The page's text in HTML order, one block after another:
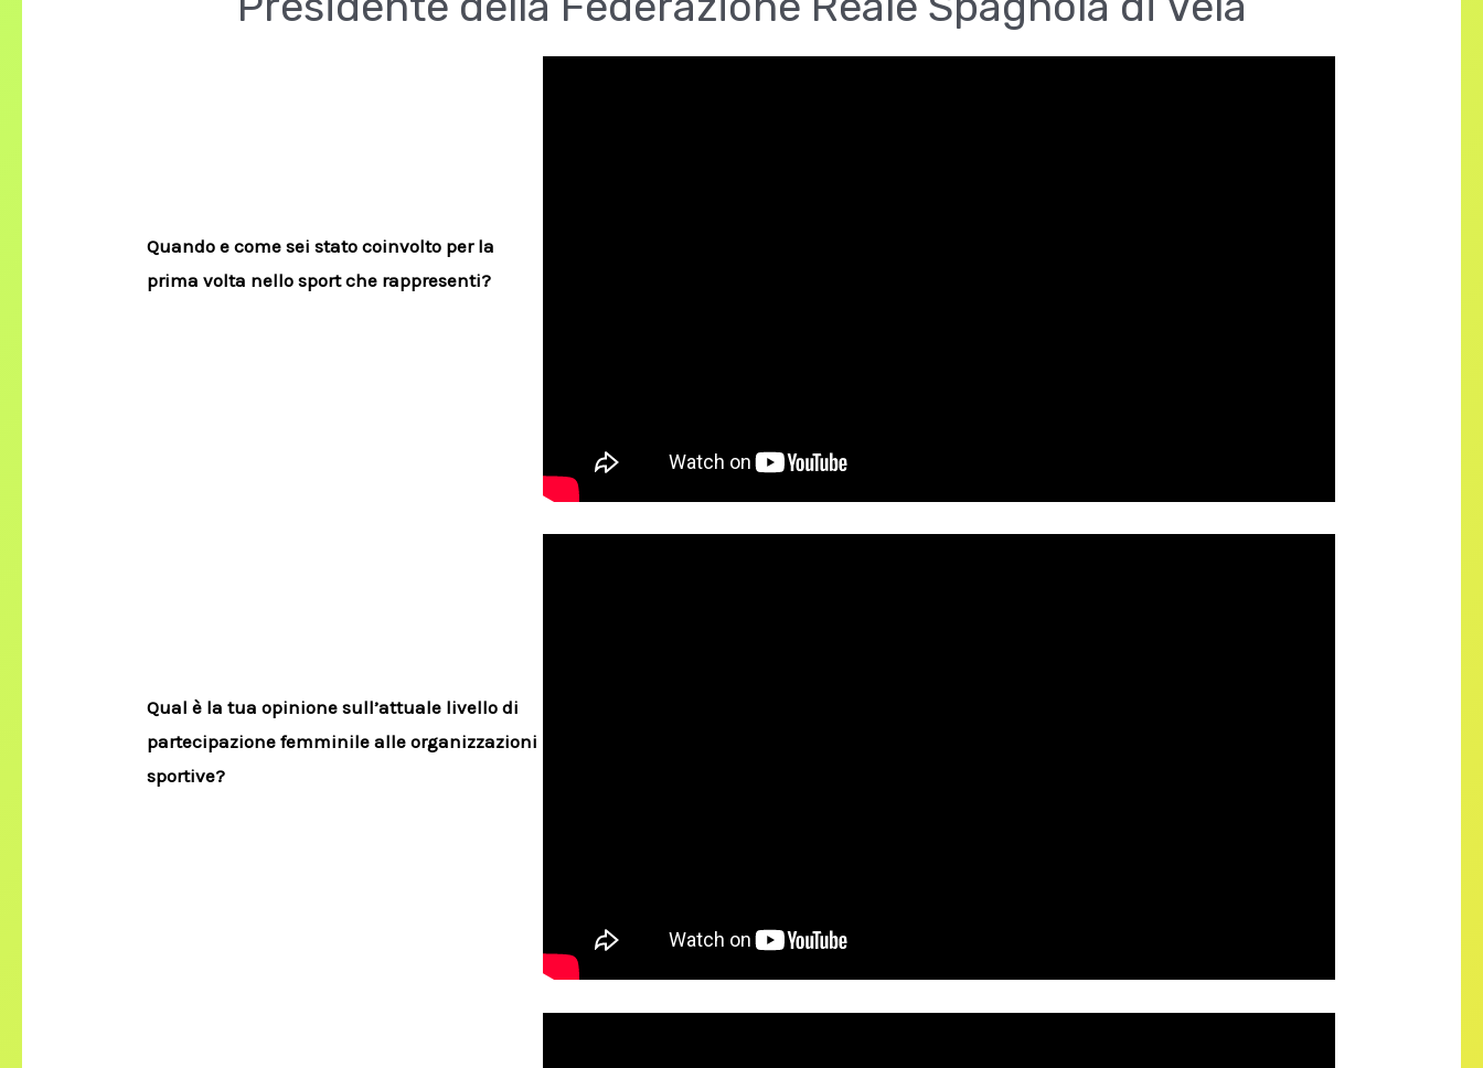
Quando e come sei stato coinvolto per la
prima volta nello sport che rappresenti?
Qual è la tua opinione sull’attuale livello di
partecipazione femminile alle organizzazioni
sportive?